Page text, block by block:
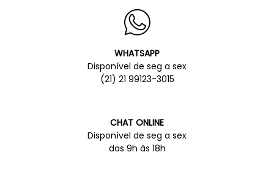
WHATSAPP
Disponível de seg a sex
(21) 21 99123-3015
CHAT ONLINE
Disponível de seg a sex
das 9h às 18h